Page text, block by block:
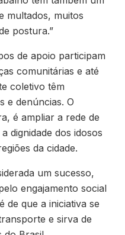
multados, muitos
postura.”
de apoio participam
comunitárias e até
coletivo têm
e denúncias. O
é ampliar a rede de
dignidade dos idosos
da cidade.
um sucesso,
engajamento social
de que a iniciativa se
e sirva de